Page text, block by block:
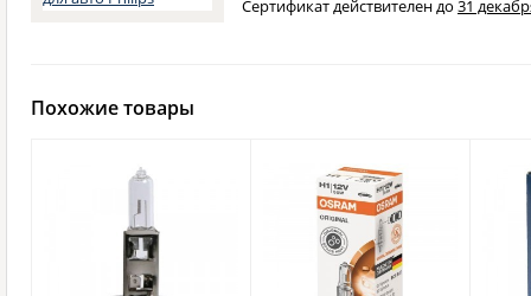
Сертификат действителен до 31
Похожие товары